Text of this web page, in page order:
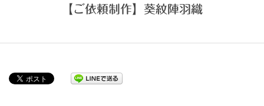
衆
【ご依頼制作】葵紋陣羽織